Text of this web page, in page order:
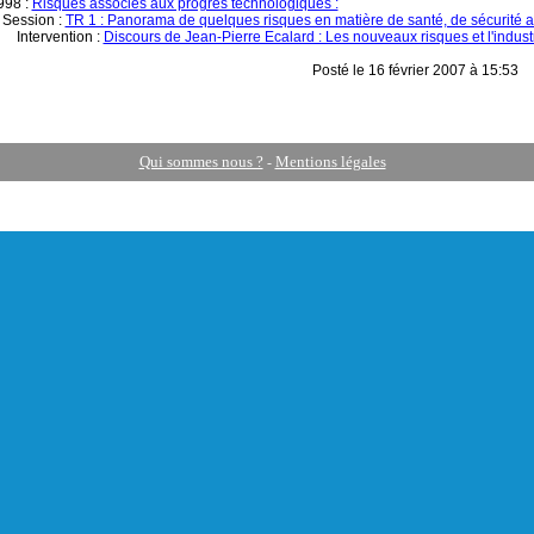
: Risques associés aux progrès technologiques :
: TR 1 : Panorama de quelques risques en matière de santé, de sécurité
: Discours de Jean-Pierre Ecalard : Les nouveaux risques et
Posté le 16 février 2007 à 15:53
Qui sommes nous ? - Mentions légales